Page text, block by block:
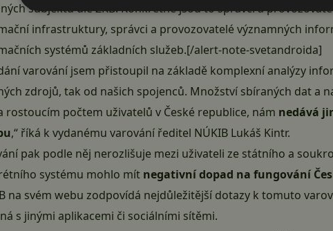
subjektů dle ZKB. Konkrétně jsou to správci a
infrastruktury, správci a provozovatelé významných
systémů základních služeb.[/alert-note-svetandroida]
varování jsem přistoupil na základě komplexní analýzy
zdrojů, tak od našich spojenců. Množství sbíraných dat a
rostoucím počtem uživatelů v České republice, nám nedává
,“ říká k vydanému varování ředitel NÚKIB Lukáš Kintr.
pak podle něj nerozlišuje mezi uživateli ze státního a
systému mohlo mít negativní dopad na fungování
na svém webu zodpovídá nejdůležitější dotazy k tomuto
s jinými aplikacemi či sociálními sítěmi.